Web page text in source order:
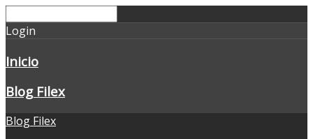
Login
Inicio
Blog Filex
Blog Filex